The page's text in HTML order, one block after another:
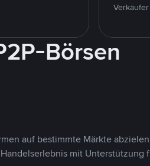
Börsen
auf bestimmte Märkte
mit Unterstützung